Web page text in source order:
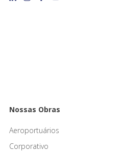
Nossas Obras
Aeroportuários
Corporativo